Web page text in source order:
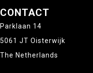
CONTACT
Parklaan 14
5061 JT Oisterwijk
The Netherlands